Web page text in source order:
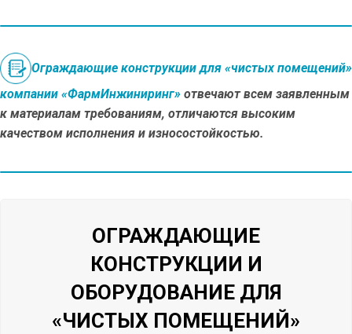
Ограждающие конструкции для «чистых помещений»
компании «ФармИнжиниринг» отвечают всем заявленным
к материалам требованиям, отличаются высоким
качеством исполнения и износостойкостью.
ОГРАЖДАЮЩИЕ
КОНСТРУКЦИИ И
ОБОРУДОВАНИЕ ДЛЯ
«ЧИСТЫХ ПОМЕЩЕНИЙ»